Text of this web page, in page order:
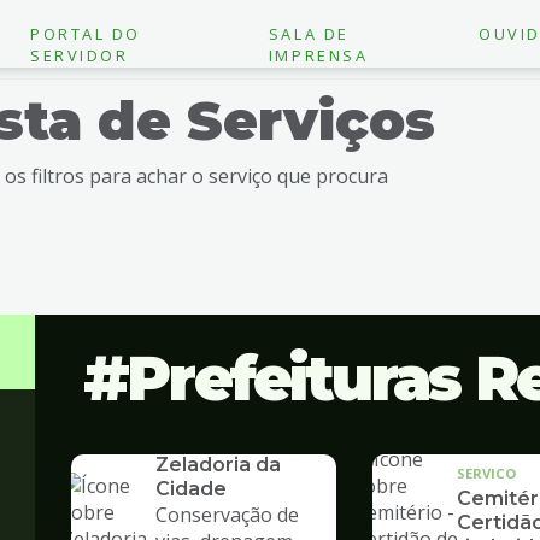
PORTAL DO
SERVIDOR
SALA DE
IMPRENSA
de Serviços
os filtros para achar o serviço que procura
Prefeituras
Zeladoria da
Cidade
Conservação de
SERVICO